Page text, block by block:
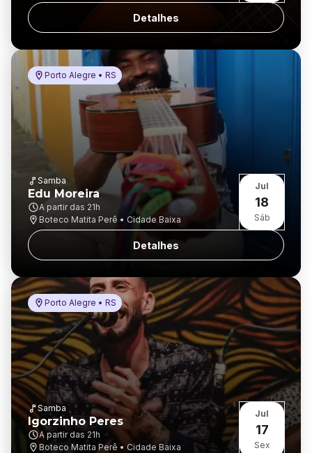
Detalhes
Porto Alegre • RS
Samba
Edu Moreira
A partir das 21h
Boteco Matita Perê • Cidade Baixa
Jul
18
Sáb
Detalhes
Porto Alegre • RS
Samba
Igorzinho Peres
A partir das 21h
Boteco Matita Perê • Cidade Baixa
Jul
17
Sex